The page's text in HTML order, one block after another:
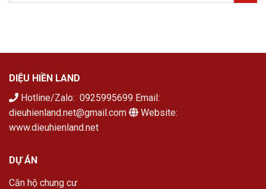
DIỆU HIỀN LAND
Hotline/Zalo: 0925995699 Email:
dieuhienland.net@gmail.com
Website:
www.dieuhienland.net
DỰ ÁN
Căn hộ chung cư